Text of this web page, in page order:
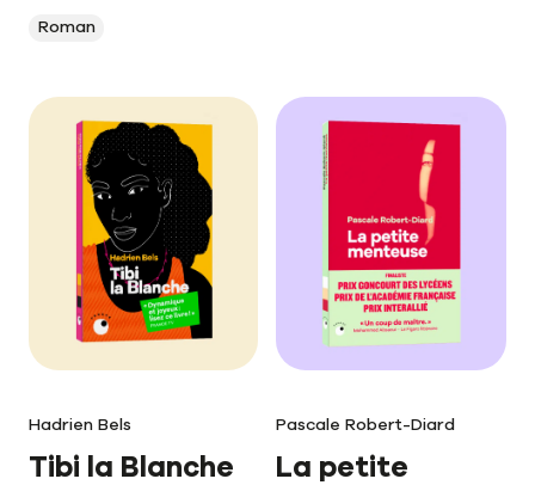
Roman
Hadrien Bels
Tibi la Blanche
Pascale Robert-Diard
La petite